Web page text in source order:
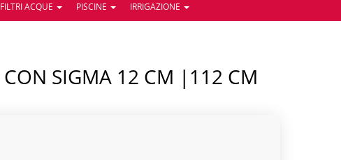
FILTRI ACQUE PISCINE IRRIGAZIONE